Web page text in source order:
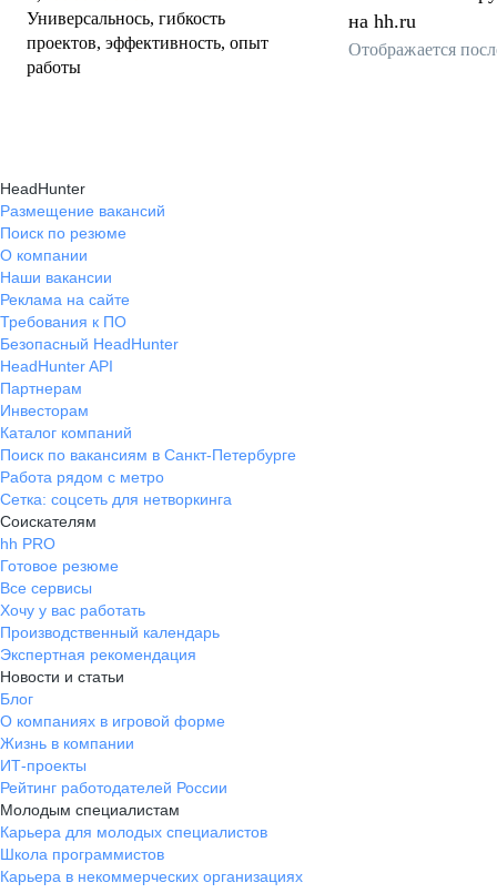
Универсальнось, гибкость
проектов, эффективность, опыт
работы
на hh.ru
Отображается
HeadHunter
Размещение вакансий
Поиск по резюме
О компании
Наши вакансии
Реклама на сайте
Требования к ПО
Безопасный HeadHunter
HeadHunter API
Партнерам
Инвесторам
Каталог компаний
Поиск по вакансиям в Санкт-Петербурге
Работа рядом с метро
Сетка: соцсеть для нетворкинга
Соискателям
hh PRO
Готовое резюме
Все сервисы
Хочу у вас работать
Производственный календарь
Экспертная рекомендация
Новости и статьи
Блог
О компаниях в игровой форме
Жизнь в компании
ИТ-проекты
Рейтинг работодателей России
Молодым специалистам
Карьера для молодых специалистов
Школа программистов
Карьера в некоммерческих организациях